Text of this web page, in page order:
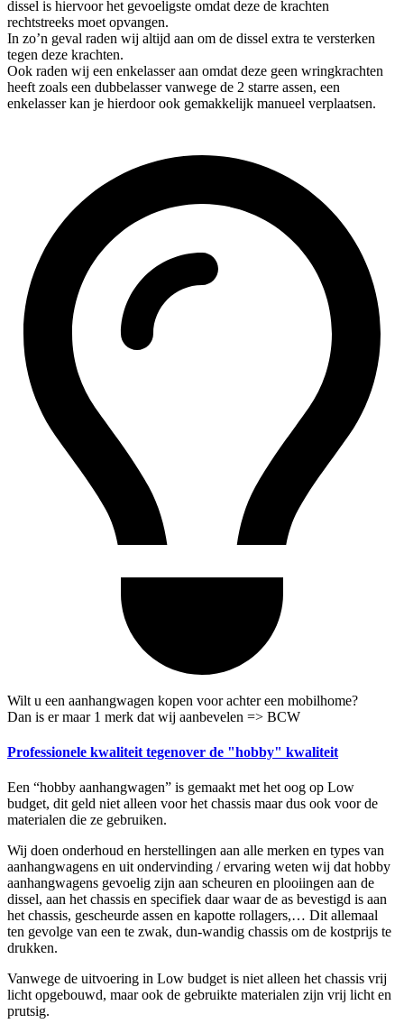
dissel is hiervoor het gevoeligste omdat deze de krachten
rechtstreeks moet opvangen.
In zo’n geval raden wij altijd aan om de dissel extra te versterken
tegen deze krachten.
Ook raden wij een enkelasser aan omdat deze geen wringkrachten
heeft zoals een dubbelasser vanwege de 2 starre assen, een
enkelasser kan je hierdoor ook gemakkelijk manueel verplaatsen.
Wilt u een aanhangwagen kopen voor achter een mobilhome?
Dan is er maar 1 merk dat wij aanbevelen => BCW
Professionele kwaliteit tegenover de "hobby" kwaliteit
Een “hobby aanhangwagen” is gemaakt met het oog op Low
budget, dit geld niet alleen voor het chassis maar dus ook voor de
materialen die ze gebruiken.
Wij doen onderhoud en herstellingen aan alle merken en types van
aanhangwagens en uit ondervinding / ervaring weten wij dat hobby
aanhangwagens gevoelig zijn aan scheuren en plooiingen aan de
dissel, aan het chassis en specifiek daar waar de as bevestigd is aan
het chassis, gescheurde assen en kapotte rollagers,… Dit allemaal
ten gevolge van een te zwak, dun-wandig chassis om de kostprijs te
drukken.
Vanwege de uitvoering in Low budget is niet alleen het chassis vrij
licht opgebouwd, maar ook de gebruikte materialen zijn vrij licht en
prutsig.